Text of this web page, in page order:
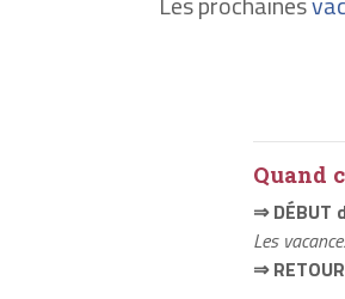
Quand
⇒ DÉBUT
Les
⇒